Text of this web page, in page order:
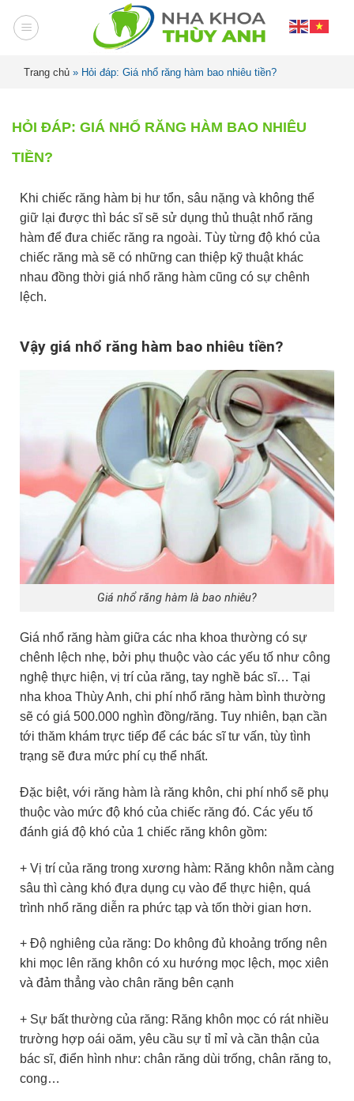
Trang chủ » Hỏi đáp: Giá nhổ răng hàm bao nhiêu tiền?
HỎI ĐÁP: GIÁ NHỔ RĂNG HÀM BAO NHIÊU
TIỀN?
Khi chiếc răng hàm bị hư tổn, sâu nặng và không thể
giữ lại được thì bác sĩ sẽ sử dụng thủ thuật nhổ răng
hàm để đưa chiếc răng ra ngoài. Tùy từng độ khó của
chiếc răng mà sẽ có những can thiệp kỹ thuật khác
nhau đồng thời giá nhổ răng hàm cũng có sự chênh
lệch.
Vậy giá nhổ răng hàm bao nhiêu tiền?
Giá nhổ răng hàm là bao nhiêu?
Giá nhổ răng hàm giữa các nha khoa thường có sự
chênh lệch nhẹ, bởi phụ thuộc vào các yếu tố như công
nghệ thực hiện, vị trí của răng, tay nghề bác sĩ… Tại
nha khoa Thùy Anh, chi phí nhổ răng hàm bình thường
sẽ có giá 500.000 nghìn đồng/răng. Tuy nhiên, bạn cần
tới thăm khám trực tiếp để các bác sĩ tư vấn, tùy tình
trạng sẽ đưa mức phí cụ thể nhất.
Đặc biệt, với răng hàm là răng khôn, chi phí nhổ sẽ phụ
thuộc vào mức độ khó của chiếc răng đó. Các yếu tố
đánh giá độ khó của 1 chiếc răng khôn gồm:
+ Vị trí của răng trong xương hàm: Răng khôn nằm càng
sâu thì càng khó đựa dụng cụ vào để thực hiện, quá
trình nhổ răng diễn ra phức tạp và tốn thời gian hơn.
+ Độ nghiêng của răng: Do không đủ khoảng trống nên
khi mọc lên răng khôn có xu hướng mọc lệch, mọc xiên
và đảm thẳng vào chân răng bên cạnh
+ Sự bất thường của răng: Răng khôn mọc có rát nhiều
trường hợp oái oăm, yêu cầu sự tỉ mỉ và cần thận của
bác sĩ, điển hình như: chân răng dùi trống, chân răng to,
cong…